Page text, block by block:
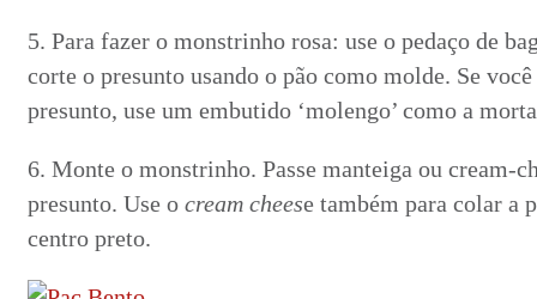
5. Para fazer o monstrinho rosa: use o pedaço de
corte o presunto usando o pão como molde. Se
presunto, use um embutido ‘molengo’ como a
6. Monte o monstrinho. Passe manteiga ou cream-
presunto. Use o cream cheese também para colar a
centro preto.